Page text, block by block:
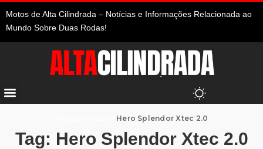
Motos de Alta Cilindrada – Notícias e Informações Relacionada ao
Mundo Sobre Duas Rodas!
Hero Splendor Xtec 2.0
Tag: Hero Splendor Xtec 2.0